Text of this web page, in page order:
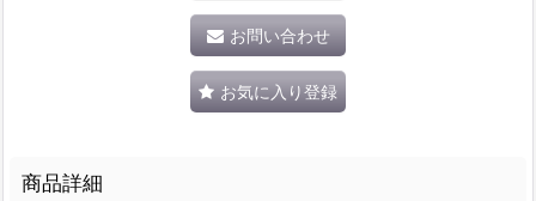
お問い合わせ
お気に入り登録
商品詳細